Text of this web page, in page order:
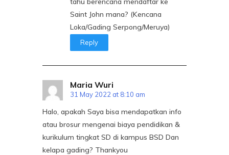
Saint John mana? (Kencana
Loka/Gading Serpong/Meruya)
Reply
Maria Wuri
31 May 2022 at 8:10 am
Halo, apakah Saya bisa mendapatkan info
atau brosur mengenai biaya pendidikan &
kurikulum tingkat SD di kampus BSD Dan
kelapa gading? Thankyou